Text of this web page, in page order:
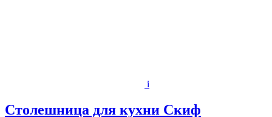
i
Столешница для кухни Скиф